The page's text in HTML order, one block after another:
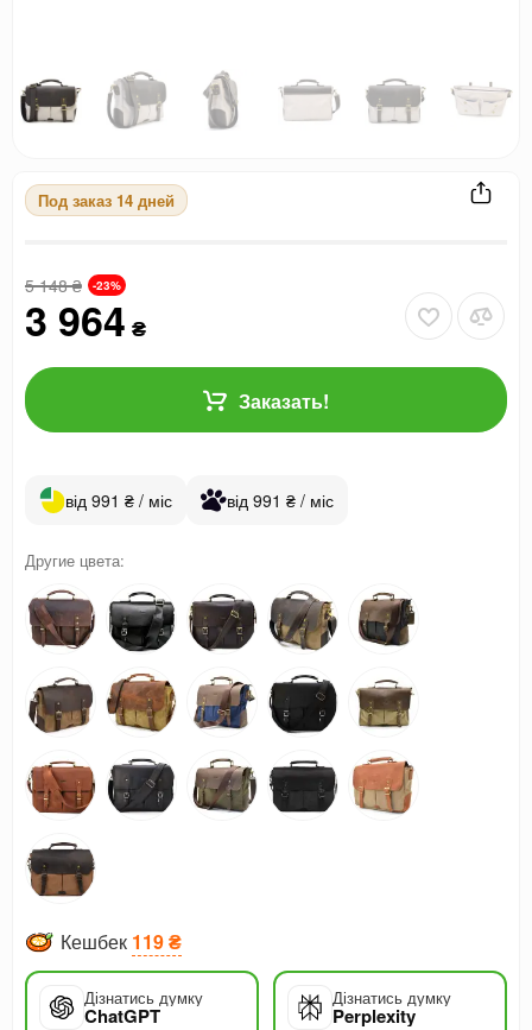
Под заказ 14 дней
5 148₴ -23%
3 964 ₴
Заказать!
від 991 ₴ / міс від 991 ₴ / міс
Другие цвета:
Кешбек 119 ₴
Дізнатись думку
ChatGPT
Дізнатись думку
Perplexity